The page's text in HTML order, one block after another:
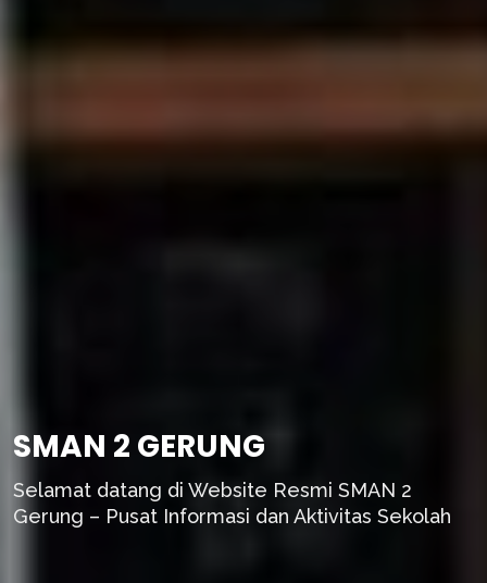
SMAN 2 GERUNG
Selamat datang di Website Resmi SMAN 2
Gerung – Pusat Informasi dan Aktivitas Sekolah